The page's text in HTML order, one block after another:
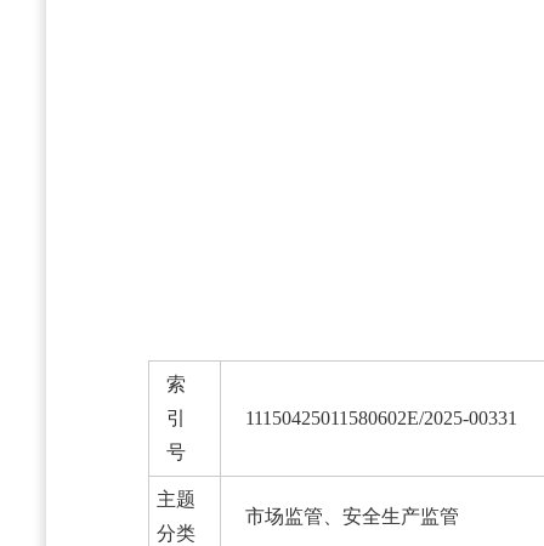
索
引
号
11150425011580602E/2025-00331
主题
分类
市场监管、安全生产监管